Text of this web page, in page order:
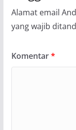
Alamat email
yang wajib
Komentar*